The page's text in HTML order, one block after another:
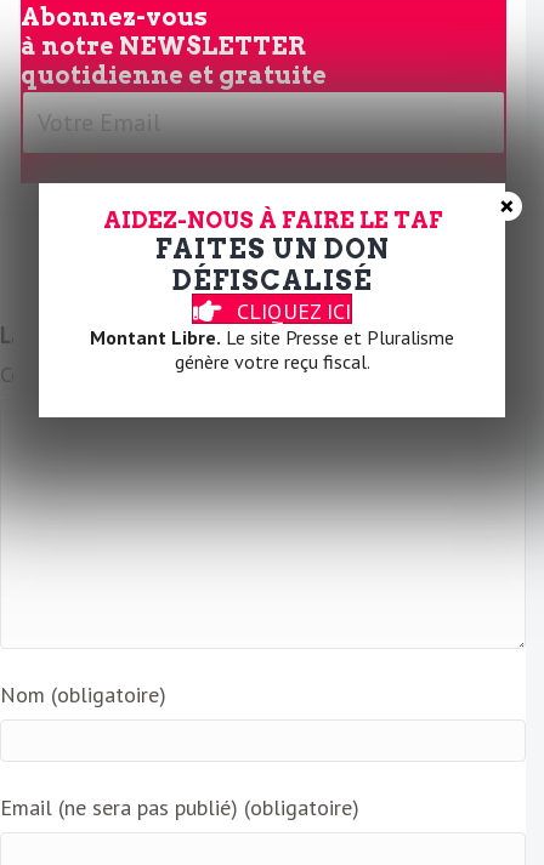
Abonnez-vous
à notre NEWSLETTER
quotidienne et gratuite
V
JE M'ABONNE
Laissez un commentaire
Commentaire
Nom (obligatoire)
Email (ne sera pas publié) (obligatoire)
AIDEZ-NOUS À FAIRE LE TAF
FAITES UN DON
DÉFISCALISÉ
CLIQUEZ ICI
Montant Libre. Le site Presse et Pluralisme
génère votre reçu fiscal.
×